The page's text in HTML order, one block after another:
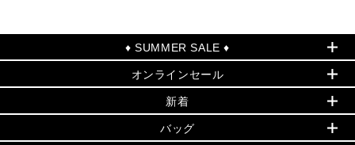
♦ SUMMER SALE ♦
セールおすすめアイテム
▶ ウィメンズ
バッグ
オンラインセール
PRODUCT OF THE MONTH - 今月の特別価格
再値下げアイテム
新着
夏のスタイル
バッグ